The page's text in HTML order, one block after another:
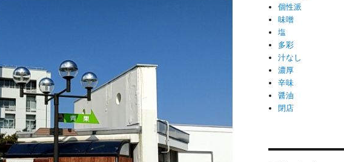
個性派
味噌
塩
多彩
汁なし
濃厚
辛味
醤油
閉店